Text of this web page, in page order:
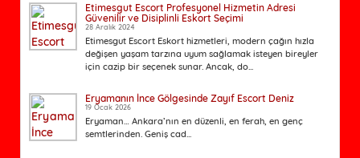
Etimesgut Escort Profesyonel Hizmetin Adresi
Güvenilir ve Disiplinli Eskort Seçimi
28 Aralık 2024
Etimesgut Escort Eskort hizmetleri, modern çağın hızla
değişen yaşam tarzına uyum sağlamak isteyen bireyler
için cazip bir seçenek sunar. Ancak, do...
Eryamanın İnce Gölgesinde Zayıf Escort Deniz
19 Ocak 2026
Eryaman… Ankara’nın en düzenli, en ferah, en genç
semtlerinden. Geniş cad...